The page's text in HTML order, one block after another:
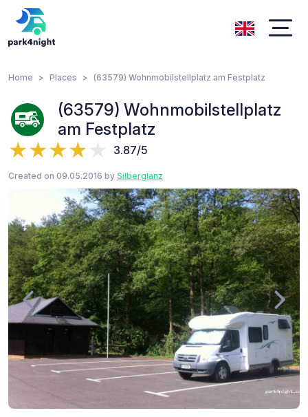
Home Places (63579) Wohnmobilstellplatz am Festplatz
(63579) Wohnmobilstellplatz
am Festplatz
3.87/5
Created on 09.05.2016 by Silberglanz